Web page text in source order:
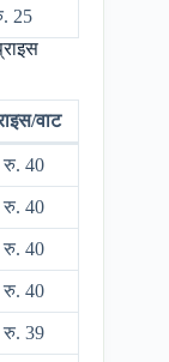
25
वाट
रु. 40
रु. 40
रु. 40
रु. 40
रु. 39